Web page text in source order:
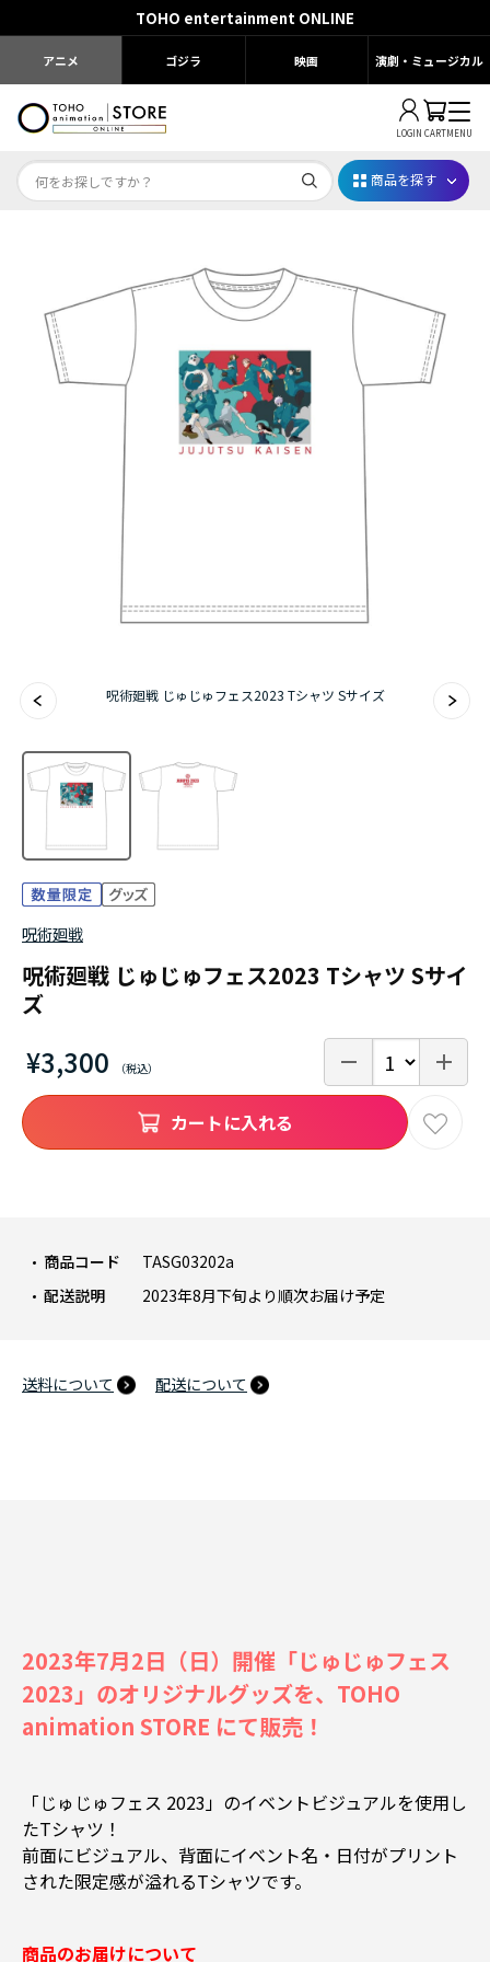
TOHO entertainment ONLINE
アニメ ゴジラ 映画 演劇・ミュージカル
LOGIN CARTMENU
Dr.STONE STONE FES.2026
映画ちいかわ
じゅじゅフェス 2026
薬屋のひとりごと 夏の園遊会2026
名探偵コナン
アニメ『僕のヒーローアカデミア』10周年
ハイキュー!!ジャージ＆ユニフォーム
『ふつつかな悪女ではございますが ～雛宮蝶鼠と
商品を探す
呪術廻戦 じゅじゅフェス2023 Tシャツ Sサイズ
呪術廻戦
呪術廻戦 じゅじゅフェス2023 Tシャツ Sサイ
ズ
¥3,300
商品コード
TASG03202a
配送説明
2023年8月下旬より順次お届け予定
送料について 配送について
カートに入れる
2023年7月2日（日）開催「じゅじゅフェス
2023」のオリジナルグッズを、TOHO
animation STORE にて販売！
「じゅじゅフェス 2023」のイベントビジュアルを使用し
たTシャツ！
前面にビジュアル、背面にイベント名・日付がプリント
された限定感が溢れるTシャツです。
商品のお届けについて